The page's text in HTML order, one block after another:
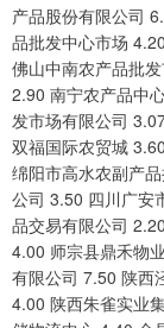
产品股份有限公司
品批发中心市场
佛山中南农产品批
2.90 南宁农产品中
发市场有限公司
双福国际农贸城
绵阳市高水农副产
公司 3.50 四川广安
品交易有限公司
4.00 师宗县鼎禾物
有限公司 7.50 陕西
4.00 陕西朱雀实业